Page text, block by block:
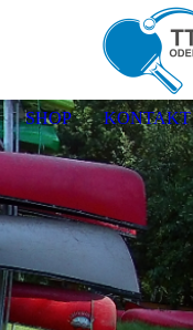
SHOP KONTAKT